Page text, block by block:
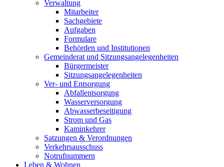
Verwaltung
Mitarbeiter
Sachgebiete
Aufgaben
Formulare
Behörden und Institutionen
Gemeinderat und Sitzungsangelegenheiten
Bürgermeister
Sitzungsangelegenheiten
Ver- und Entsorgung
Abfallentsorgung
Wasserversorgung
Abwasserbeseitigung
Strom und Gas
Kaminkehrer
Satzungen & Verordnungen
Verkehrsausschuss
Notrufnummern
Leben & Wohnen